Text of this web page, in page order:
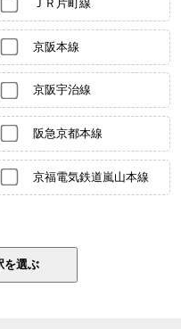
ＪＲ片町線
京阪本線
京阪宇治線
阪急京都本線
京福電気鉄道嵐山本線